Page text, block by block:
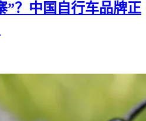
”？中国自行车品牌正